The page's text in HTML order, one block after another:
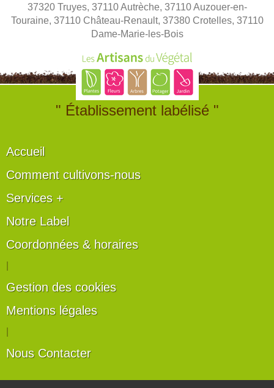
37320 Truyes, 37110 Autrèche, 37110 Auzouer-en-
Touraine, 37110 Château-Renault, 37380 Crotelles, 37110
Dame-Marie-les-Bois
" Établissement labélisé "
Accueil
Comment cultivons-nous
Services +
Notre Label
Coordonnées & horaires
Gestion des cookies
Mentions légales
Nous Contacter